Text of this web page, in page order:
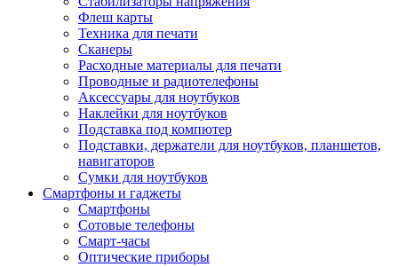
Флеш карты
Техника для печати
Сканеры
Расходные материалы для печати
Проводные и радиотелефоны
Аксессуары для ноутбуков
Наклейки для ноутбуков
Подставка под компютер
Подставки, держатели для ноутбуков, планшетов,
навигаторов
Сумки для ноутбуков
Смартфоны и гаджеты
Смартфоны
Сотовые телефоны
Смарт-часы
Оптические приборы